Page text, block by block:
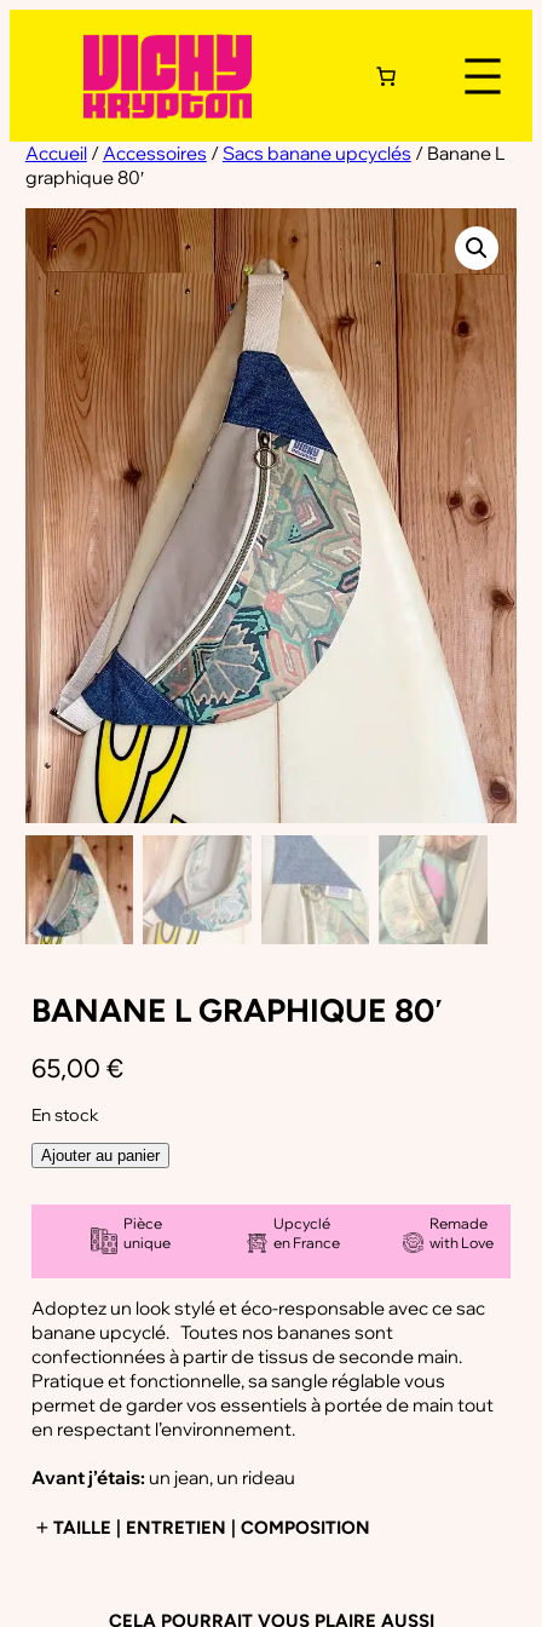
Accueil/Accessoires /Sacs banane upcyclés / Banane L
graphique 80′
BANANE L GRAPHIQUE 80′
65,00 €
En stock
q
a
i
t
é
d
e
B
a
n
a
n
Ajouter au panier
Pièce
unique
Upcyclé
en France
Remade
with Love
Adoptez un look stylé et éco-responsable avec ce sac
banane upcyclé. Toutes nos bananes sont
confectionnées à partir de tissus de seconde main.
Pratique et fonctionnelle, sa sangle réglable vous
permet de garder vos essentiels à portée de main tout
en respectant l’environnement.
Avant j’étais: un jean, un rideau
TAILLE | ENTRETIEN | COMPOSITION
CELA POURRAIT VOUS PLAIRE AUSSI